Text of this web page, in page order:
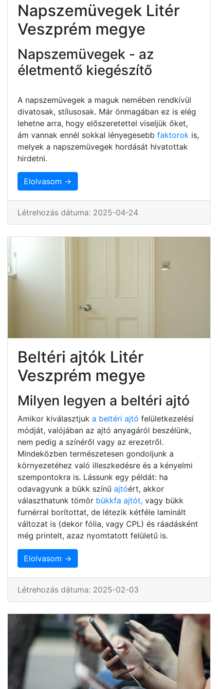
Napszemüvegek Litér
Veszprém megye
Napszemüvegek - az
életmentő kiegészítő
A napszemüvegek a maguk nemében rendkívül
divatosak, stílusosak. Már önmagában ez is elég
lehetne arra, hogy előszeretettel viseljük őket,
ám vannak ennél sokkal lényegesebb faktorok is,
melyek a napszemüvegek hordását hivatottak
hirdetni.
Elolvasom →
Létrehozás dátuma: 2025-04-24
Beltéri ajtók Litér
Veszprém megye
Milyen legyen a beltéri ajtó
Amikor kiválasztjuk a beltéri ajtó felületkezelési
módját, valójában az ajtó anyagáról beszélünk,
nem pedig a színéről vagy az erezetről.
Mindeközben természetesen gondoljunk a
környezetéhez való illeszkedésre és a kényelmi
szempontokra is. Lássunk egy példát: ha
odavagyunk a bükk színű ajtóért, akkor
választhatunk tömör bükkfa ajtót, vagy bükk
furnérral borítottat, de létezik kétféle laminált
változat is (dekor fólia, vagy CPL) és ráadásként
még printelt, azaz nyomtatott felületű is.
Elolvasom →
Létrehozás dátuma: 2025-02-03